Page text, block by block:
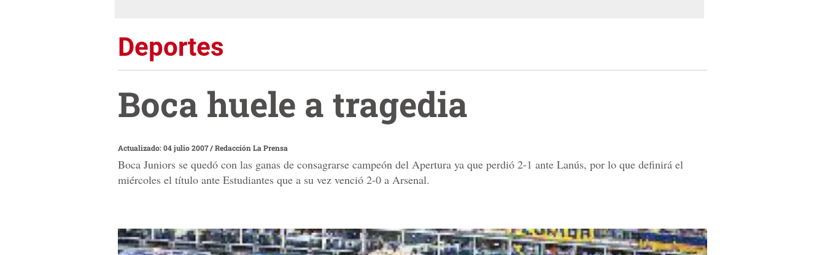
Deportes
Boca huele a tragedia
Actualizado: 04 julio 2007/Redacción La Prensa
Boca Juniors se quedó con las ganas de consagrarse campeón del Apertura ya que perdió 2-1 ante Lanús, por lo que definirá el
miércoles el título ante Estudiantes que a su vez venció 2-0 a Arsenal.